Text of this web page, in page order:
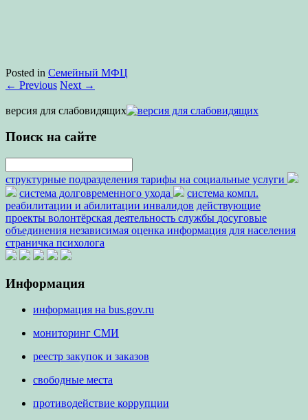
Posted in Семейный МФЦ
← Previous Next →
версия для слабовидящих
Поиск на сайте
структурные подразделения тарифы на социальные услуги
система долговременного ухода
система компл.
реабилитации и абилитации инвалидов действующие
проекты волонтёрская деятельность службы досуговые
объединения независимая оценка информация для населения
страничка психолога
Информация
информация на bus.gov.ru
мониторинг СМИ
реестр закупок и заказов
свободные места
противодействие коррупции